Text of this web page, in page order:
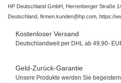
HP Deutschland GmbH, Herrenberger Straße
Deutschland, firmen.kunden@hp.com, https://
Kostenloser Versand
Deutschlandweit per DHL ab 49,90-
Geld-Zurück-Garantie
Unsere Produkte werden Sie begeistern